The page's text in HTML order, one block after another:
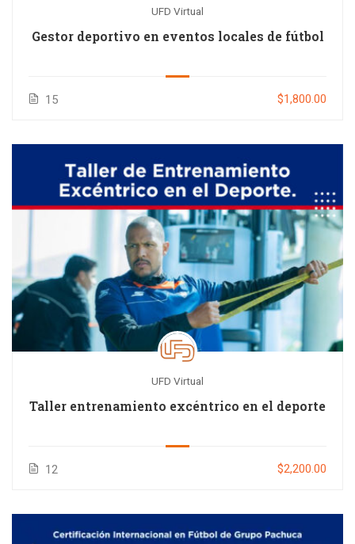
UFD Virtual
Gestor deportivo en eventos locales de fútbol
15 $1,800.00
UFD Virtual
Taller entrenamiento excéntrico en el deporte
12 $2,200.00